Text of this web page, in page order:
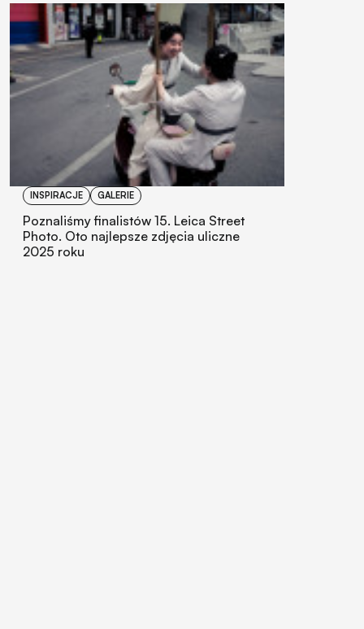
INSPIRACJE GALERIE
Poznaliśmy finalistów 15. Leica Street
Photo. Oto najlepsze zdjęcia uliczne
2025 roku